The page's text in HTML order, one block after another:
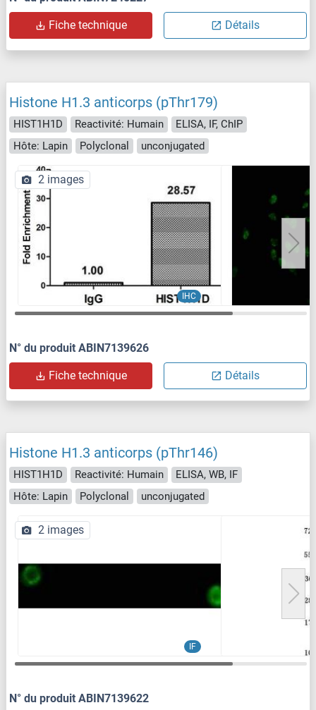
Fiche technique Détails
Histone H1.3 anticorps (pThr179)
HIST1H1D Reactivité: Humain
ELISA, IF, ChIP
Hôte: Lapin
Polyclonal unconjugated
IHC
2 images
N° du produit ABIN7139626
Fiche technique Détails
Histone H1.3 anticorps (pThr146)
HIST1H1D Reactivité: Humain
ELISA, WB, IF
Hôte: Lapin
Polyclonal unconjugated
IF
2 images
N° du produit ABIN7139622